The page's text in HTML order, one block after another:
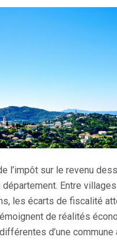
l’impôt sur le revenu
Entre
les écarts de fiscalité
de réalités
d’une commune